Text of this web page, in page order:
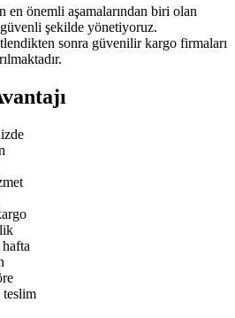
en önemli aşamalarından biri olan
şekilde yönetiyoruz.
sonra güvenilir kargo firmaları
teslim